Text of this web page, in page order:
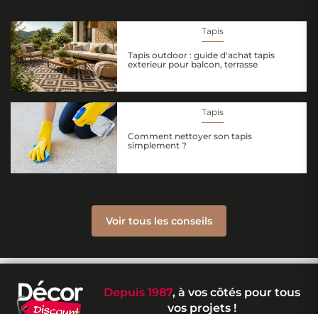
synthétiques, jute...
Toutes les dimensions: du petit modèle
d'appoint aux grandes tailles XXL
Designs variés: motifs géométriques, ethniques,
formes rondes, couleurs intemporelles
Styles authentiques
naturel, contemporain ou classique
Excellent rapport qualité-prixpour tous les
Les différents types de tapis pour
Choisir le bon tapis selon la pièce est essentiel pour
Tapis
Tapis outdoor : guide d'achat tapis
exterieur pour balcon, terrasse
Tapis
Comment nettoyer son tapis
simplement ?
Voir tous les conseils
Depuis 1987, à vos côtés pour tous
vos projets !